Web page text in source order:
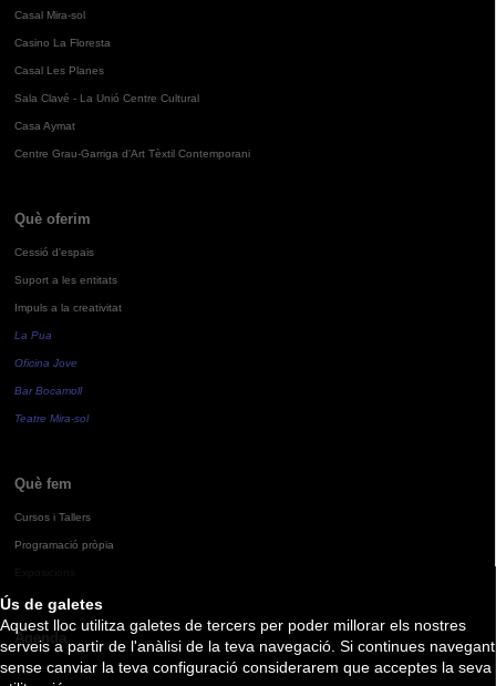
Ús de galetes
Aquest lloc utilitza galetes de tercers per poder millorar els nostres
serveis a partir de l'anàlisi de la teva navegació. Si continues navegant
sense canviar la teva configuració considerarem que acceptes la seva
Casal Mira-sol
Casino La Floresta
Casal Les Planes
Sala Clavé - La Unió Centre Cultural
Casa Aymat
Centre Grau-Garriga d'Art Tèxtil Contemporani
Què oferim
Cessió d'espais
Suport a les entitats
Impuls a la creativitat
La Pua
Oficina Jove
Bar Bocamoll
Teatre Mira-sol
Què fem
Cursos i Tallers
Programació pròpia
Agenda